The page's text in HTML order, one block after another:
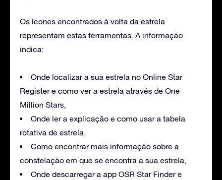
Os ícones encontrados à volta da estrela
representam estas ferramentas. A informação
indica:
Onde localizar a sua estrela no Online Star
Register e como ver a estrela através de One
Million Stars,
Onde ler a explicação e como usar a tabela
rotativa de estrela,
Como encontrar mais informação sobre a
constelação em que se encontra a sua estrela,
Onde descarregar a app OSR Star Finder e